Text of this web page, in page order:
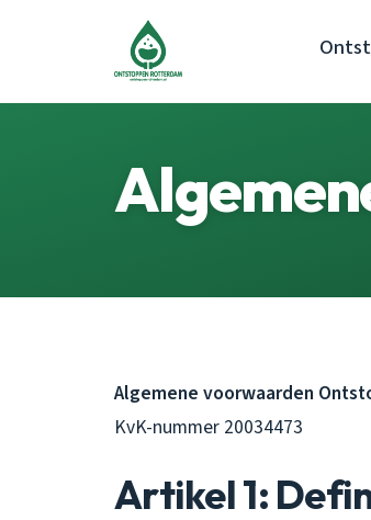
Algemene voorwaarden
KvK-nummer 20034473
Artikel 1: